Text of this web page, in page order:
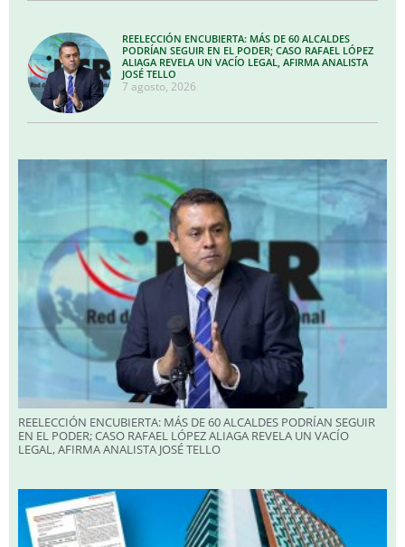
REELECCIÓN ENCUBIERTA: MÁS DE 60 ALCALDES
PODRÍAN SEGUIR EN EL PODER; CASO RAFAEL LÓPEZ
ALIAGA REVELA UN VACÍO LEGAL, AFIRMA ANALISTA
JOSÉ TELLO
7 agosto, 2026
REELECCIÓN ENCUBIERTA: MÁS DE 60 ALCALDES PODRÍAN SEGUIR
EN EL PODER; CASO RAFAEL LÓPEZ ALIAGA REVELA UN VACÍO
LEGAL, AFIRMA ANALISTA JOSÉ TELLO